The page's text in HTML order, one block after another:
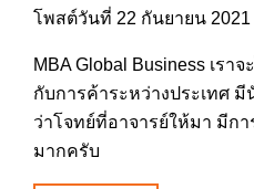
โพสต์วันที่ 22 กันยายน 2021
MBA Global Business เรา
กับการค้าระหว่างประเทศ
ว่าโจทย์ที่อาจารย์ให้มา มีก
มากครับ